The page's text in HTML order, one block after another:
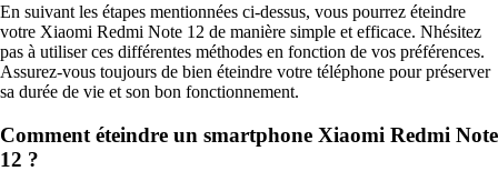
En suivant les étapes mentionnées ci-dessus, vous pourrez éteindre
votre Xiaomi Redmi Note 12 de manière simple et efficace. Nhésitez
pas à utiliser ces différentes méthodes en fonction de vos préférences.
Assurez-vous toujours de bien éteindre votre téléphone pour préserver
sa durée de vie et son bon fonctionnement.
Comment éteindre un smartphone Xiaomi Redmi Note
12 ?